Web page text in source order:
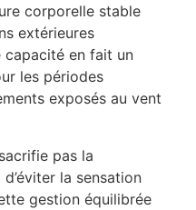
corporelle stable
extérieures
en fait un
les périodes
exposés au vent
pas la
la sensation
gestion équilibrée